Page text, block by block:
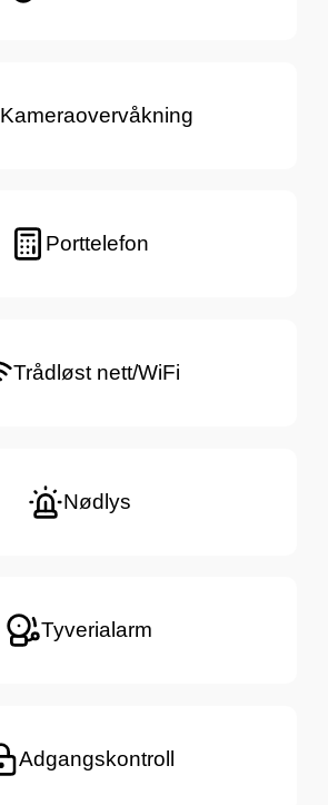
Kameraovervåkning
Porttelefon
Trådløst nett/WiFi
Nødlys
Tyverialarm
Adgangskontroll